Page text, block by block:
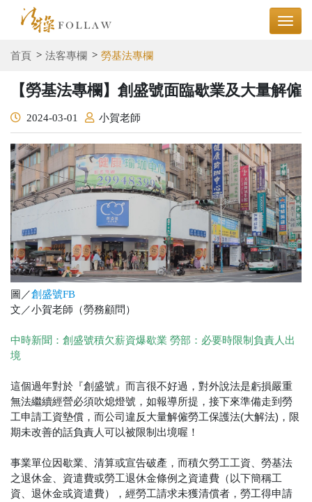
首頁 法客專欄 勞基法專欄
【勞基法專欄】創盛號面臨歇業及大量解僱
2024-03-01 小賀老師
圖／創盛號FB
文／小賀老師（勞務顧問）
中時新聞：創盛號積欠薪資爆歇業 勞部：必要時限制負責人出
境
這個過年對於『創盛號』而言很不好過，對外說法是虧損嚴重
無法繼續經營必須吹熄燈號，如報導所提，接下來準備走到勞
工申請工資墊償，而公司違反大量解僱勞工保護法(大解法)，限
期未改善的話負責人可以被限制出境喔！
事業單位因歇業、清算或宣告破產，而積欠勞工工資、勞基法
之退休金、資遣費或勞工退休金條例之資遣費（以下簡稱工
資、退休金或資遣費），經勞工請求未獲清償者，勞工得申請